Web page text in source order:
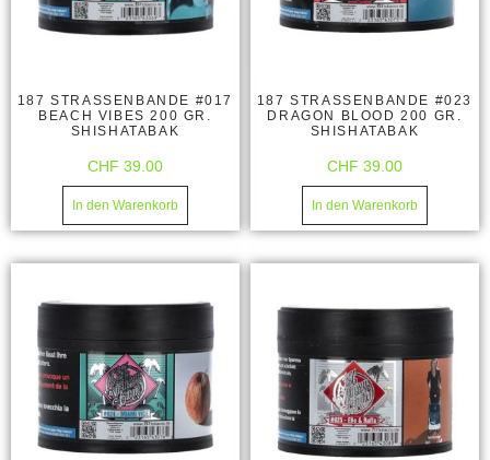
187 STRASSENBANDE #017
BEACH VIBES 200 GR.
SHISHATABAK
CHF 39.00
In den Warenkorb
187 STRASSENBANDE #023
DRAGON BLOOD 200 GR.
SHISHATABAK
CHF 39.00
In den Warenkorb